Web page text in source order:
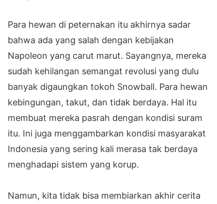
Para hewan di peternakan itu akhirnya sadar
bahwa ada yang salah dengan kebijakan
Napoleon yang carut marut. Sayangnya, mereka
sudah kehilangan semangat revolusi yang dulu
banyak digaungkan tokoh Snowball. Para hewan
kebingungan, takut, dan tidak berdaya. Hal itu
membuat mereka pasrah dengan kondisi suram
itu. Ini juga menggambarkan kondisi masyarakat
Indonesia yang sering kali merasa tak berdaya
menghadapi sistem yang korup.
Namun, kita tidak bisa membiarkan akhir cerita